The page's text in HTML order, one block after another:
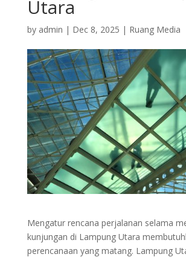
Utara
by admin | Dec 8, 2025 | Ruang Media
Mengatur rencana perjalanan selama
kunjungan di Lampung Utara
perencanaan yang matang. Lampung